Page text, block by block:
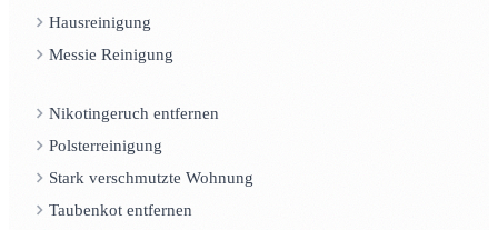
Hausreinigung
Messie Reinigung
Nikotingeruch entfernen
Polsterreinigung
Stark verschmutzte Wohnung
Taubenkot entfernen